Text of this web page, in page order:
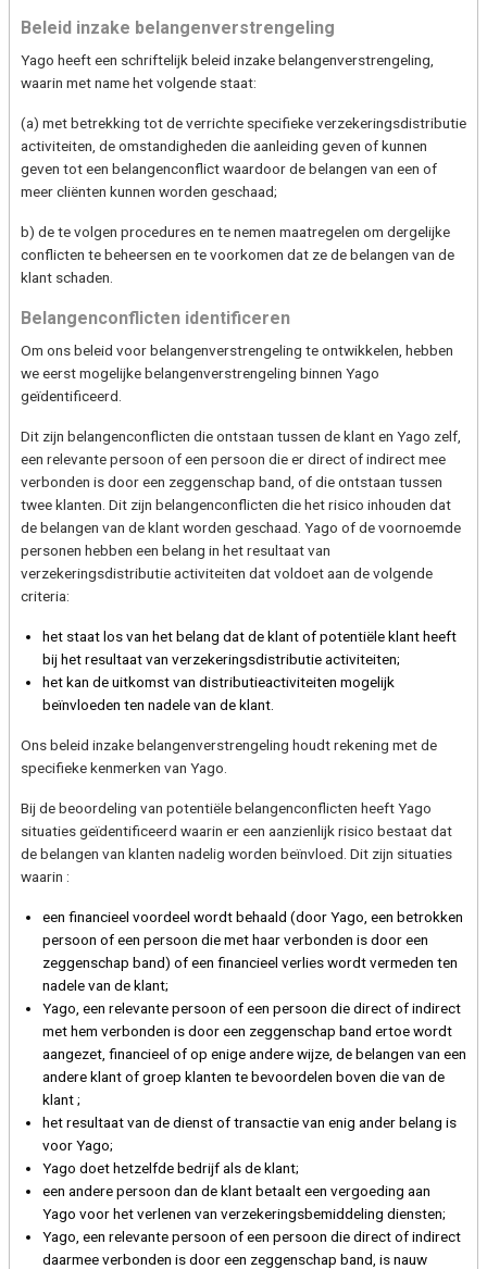
Beleid inzake belangenverstrengeling
Yago heeft een schriftelijk beleid inzake belangenverstrengeling,
waarin met name het volgende staat:
(a) met betrekking tot de verrichte specifieke verzekeringsdistributie
activiteiten, de omstandigheden die aanleiding geven of kunnen
geven tot een belangenconflict waardoor de belangen van een of
meer cliënten kunnen worden geschaad;
b) de te volgen procedures en te nemen maatregelen om dergelijke
conflicten te beheersen en te voorkomen dat ze de belangen van de
klant schaden.
Belangenconflicten identificeren
Om ons beleid voor belangenverstrengeling te ontwikkelen, hebben
we eerst mogelijke belangenverstrengeling binnen Yago
geïdentificeerd.
Dit zijn belangenconflicten die ontstaan tussen de klant en Yago zelf,
een relevante persoon of een persoon die er direct of indirect mee
verbonden is door een zeggenschap band, of die ontstaan tussen
twee klanten. Dit zijn belangenconflicten die het risico inhouden dat
de belangen van de klant worden geschaad. Yago of de voornoemde
personen hebben een belang in het resultaat van
verzekeringsdistributie activiteiten dat voldoet aan de volgende
criteria:
het staat los van het belang dat de klant of potentiële klant heeft
bij het resultaat van verzekeringsdistributie activiteiten;
het kan de uitkomst van distributieactiviteiten mogelijk
beïnvloeden ten nadele van de klant.
Ons beleid inzake belangenverstrengeling houdt rekening met de
specifieke kenmerken van Yago.
Bij de beoordeling van potentiële belangenconflicten heeft Yago
situaties geïdentificeerd waarin er een aanzienlijk risico bestaat dat
de belangen van klanten nadelig worden beïnvloed. Dit zijn situaties
waarin :
een financieel voordeel wordt behaald (door Yago, een betrokken
persoon of een persoon die met haar verbonden is door een
zeggenschap band) of een financieel verlies wordt vermeden ten
nadele van de klant;
Yago, een relevante persoon of een persoon die direct of indirect
met hem verbonden is door een zeggenschap band ertoe wordt
aangezet, financieel of op enige andere wijze, de belangen van een
andere klant of groep klanten te bevoordelen boven die van de
klant ;
het resultaat van de dienst of transactie van enig ander belang is
voor Yago;
Yago doet hetzelfde bedrijf als de klant;
een andere persoon dan de klant betaalt een vergoeding aan
Yago voor het verlenen van verzekeringsbemiddeling diensten;
Yago, een relevante persoon of een persoon die direct of indirect
daarmee verbonden is door een zeggenschap band, is nauw